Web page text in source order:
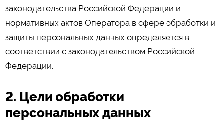
законодательства Российской Федерации и
нормативных актов Оператора в сфере обработки и
защиты персональных данных определяется в
соответствии с законодательством Российской
Федерации.
2. Цели обработки
персональных данных